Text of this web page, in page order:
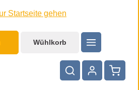
Wühlkorb